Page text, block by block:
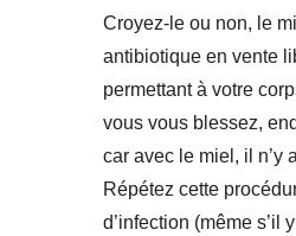
Croyez-le ou non, le
antibiotique en vente
permettant à votre
vous vous blessez,
car avec le miel, il n’y
Répétez cette
d’infection (même s’il